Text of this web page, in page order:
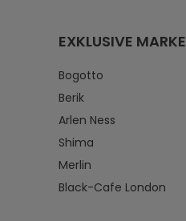
EXKLUSIVE
Bogotto
Berik
Arlen Ness
Shima
Merlin
Black-Cafe London